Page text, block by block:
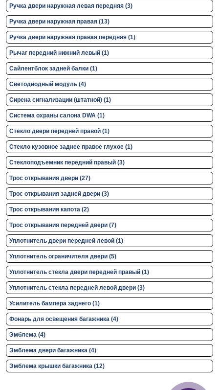
Ручка двери нaружная левая передняя (3)
Ручка двери нaружная правая (13)
Ручка двери нaружная правая передняя (1)
Рычаг передний нижний левый (1)
Сайлентблок задней балки (1)
Светодиодный модуль (4)
Сирена сигнализации (штатной) (1)
Система охраны салона DWA (1)
Стекло двери передней правой (1)
Стекло кузовное заднее правое глухое (1)
Стеклоподъемник передний правый (3)
Трос открывания двери (27)
Трос открывания задней двери (3)
Трос открывания капота (2)
Трос открывания передней двери (7)
Уплотнитель двери передней левой (1)
Уплотнитель ограничителя двери (5)
Уплотнитель стекла двери передней правый (1)
Уплотнитель стекла передней левой двери (3)
Усилитель бампера заднего (1)
Фонарь для освещения багажника (4)
Эмблема (4)
Эмблема двери багажника (4)
Эмблема крышки багажника (12)